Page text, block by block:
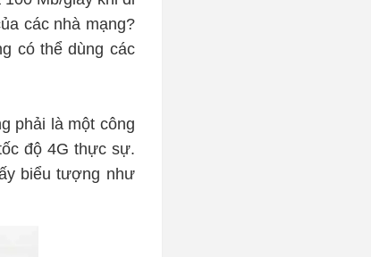
các nhà mạng?
có thể dùng các
phải là một công
độ 4G thực sự.
biểu tượng như